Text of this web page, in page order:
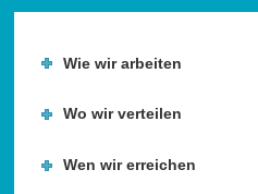
Wie wir arbeiten
Wo wir verteilen
Wen wir erreichen